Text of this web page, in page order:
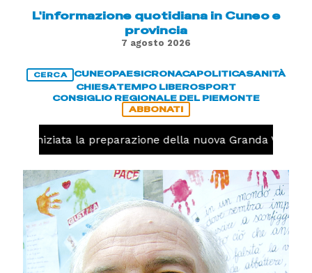
L'informazione quotidiana in Cuneo e
provincia
7 agosto 2026
CERCA CUNEOPAESICRONACAPOLITICASANITÀ
CHIESATEMPO LIBEROSPORT
CONSIGLIO REGIONALE DEL PIEMONTE
ABBONATI
iniziata la preparazione della nuova Granda Volley